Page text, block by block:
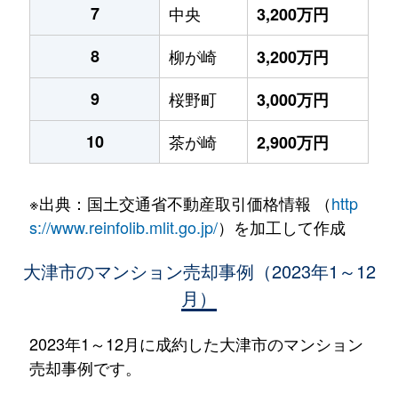
7
中央
3,200万円
8
柳が崎
3,200万円
9
桜野町
3,000万円
10
茶が崎 2,900万円
※出典：国土交通省不動産取引価格情報 （http
s://www.reinfolib.mlit.go.jp/）を加工して作成
大津市のマンション売却事例（2023年1～12
月）
2023年1～12月に成約した大津市のマンション
売却事例です。